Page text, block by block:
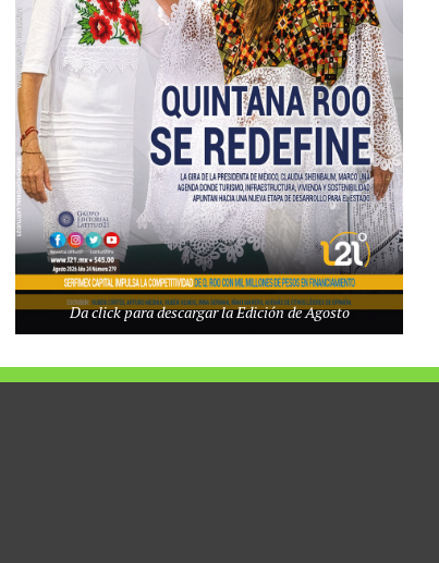
equivocada. La empresa y el trabajador forman
empresa se asfixia, todos pierden. El trabajador pierde su
y el país pierde competitividad.
vez cuesta más, producir cada vez es más difícil y opinar
empresas que sostenemos nóminas, arriesgamos la piel
por todos, en un sentido figurado, pero necesitamos
Da click para descargar la Edición de Agosto